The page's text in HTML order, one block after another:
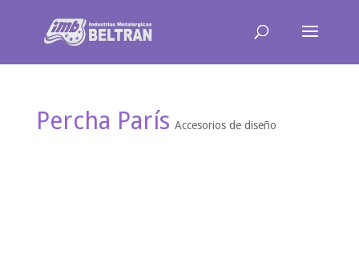
Percha París Accesorios de diseño